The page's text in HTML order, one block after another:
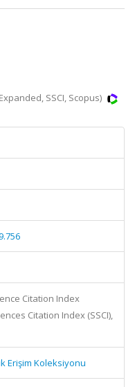
SSCI, Scopus)
Citation Index
Citation Index (SSCI),
Erişim Koleksiyonu